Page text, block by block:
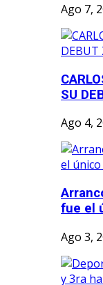
Ago 7,
SU
Ago 4,
fue el
Ago 3,